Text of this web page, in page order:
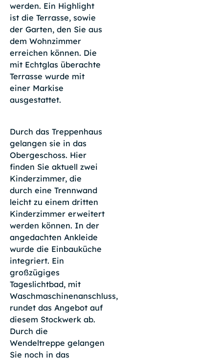
werden. Ein Highlight
ist die Terrasse, sowie
der Garten, den Sie aus
dem Wohnzimmer
erreichen können. Die
mit Echtglas überachte
Terrasse wurde mit
einer Markise
ausgestattet.
Durch das Treppenhaus
gelangen sie in das
Obergeschoss. Hier
finden Sie aktuell zwei
Kinderzimmer, die
durch eine Trennwand
leicht zu einem dritten
Kinderzimmer erweitert
werden können. In der
angedachten Ankleide
wurde die Einbauküche
integriert. Ein
großzügiges
Tageslichtbad, mit
Waschmaschinenanschluss,
rundet das Angebot auf
diesem Stockwerk ab.
Durch die
Wendeltreppe gelangen
Sie noch in das